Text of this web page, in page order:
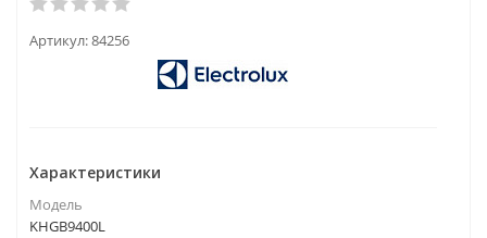
Артикул:84256
Характеристики
Модель
KHGB9400L